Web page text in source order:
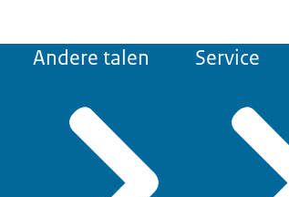
Andere talen Service